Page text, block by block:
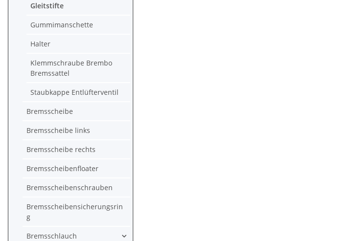
Gleitstifte
Gummimanschette
Halter
Klemmschraube Brembo
Bremssattel
Staubkappe Entlüfterventil
Bremsscheibe
Bremsscheibe links
Bremsscheibe rechts
Bremsscheibenfloater
Bremsscheibenschrauben
Bremsscheibensicherungsrin
g
Bremsschlauch